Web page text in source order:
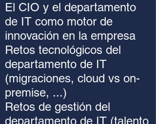
El CIO y el departamento
de IT como motor de
innovación en la empresa
Retos tecnológicos del
departamento de IT
(migraciones, cloud vs on-
premise, ...)
Retos de gestión del
departamento de IT (talento